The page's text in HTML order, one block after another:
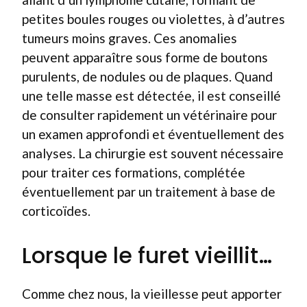
petites boules rouges ou violettes, à d’autres
tumeurs moins graves. Ces anomalies
peuvent apparaître sous forme de boutons
purulents, de nodules ou de plaques. Quand
une telle masse est détectée, il est conseillé
de consulter rapidement un vétérinaire pour
un examen approfondi et éventuellement des
analyses. La chirurgie est souvent nécessaire
pour traiter ces formations, complétée
éventuellement par un traitement à base de
corticoïdes.
Lorsque le furet vieillit…
Comme chez nous, la vieillesse peut apporter